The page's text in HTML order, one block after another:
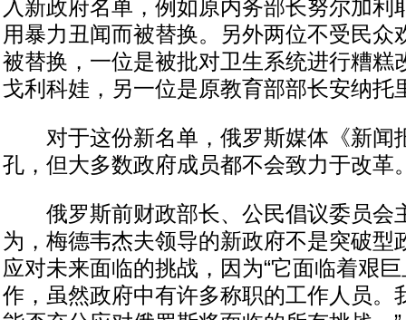
入新政府名单，例如原内务部长努尔加利
用暴力丑闻而被替换。另外两位不受民众
被替换，一位是被批对卫生系统进行糟糕
戈利科娃，另一位是原教育部部长安纳托
对于这份新名单，俄罗斯媒体《新闻
孔，但大多数政府成员都不会致力于改革
俄罗斯前财政部长、公民倡议委员会
为，梅德韦杰夫领导的新政府不是突破型
应对未来面临的挑战，因为“它面临着艰
作，虽然政府中有许多称职的工作人员。